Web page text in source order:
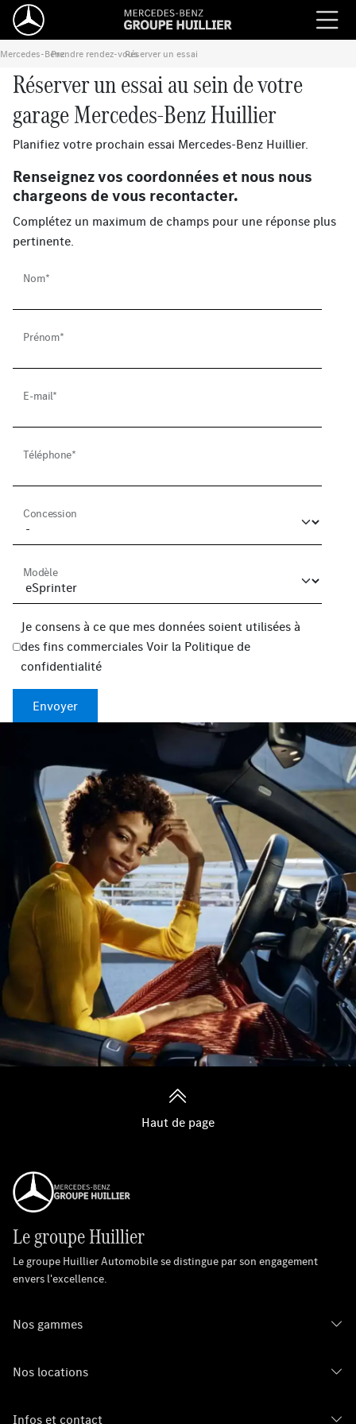
Mercedes-Benz
›
Prendre rendez-vous
›
Réserver un essai
Réserver un essai au sein de votre
garage Mercedes-Benz Huillier
Planifiez votre prochain essai Mercedes-Benz Huillier.
Renseignez vos coordonnées et nous nous
chargeons de vous recontacter.
Complétez un maximum de champs pour une réponse plus
pertinente.
Nom*
Prénom*
E-mail*
Téléphone*
Concession
Modèle
Je consens à ce que mes données soient utilisées à
des fins commerciales Voir la Politique de
confidentialité
Envoyer
Haut de page
Le groupe Huillier
Le groupe Huillier Automobile se distingue par son engagement
envers l'excellence.
Nos gammes
Nos locations
Infos et contact